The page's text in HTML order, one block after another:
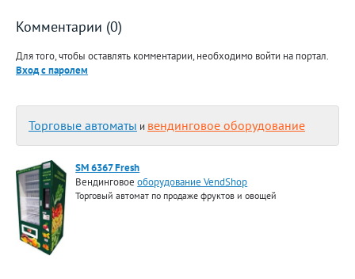
Комментарии (0)
Для того, чтобы оставлять комментарии, необходимо войти на портал.
Вход с паролем
Торговые автоматы и вендинговое оборудование
SM 6367 Fresh
Вендинговоеоборудование VendShop
Торговый автомат по продаже фруктов и овощей